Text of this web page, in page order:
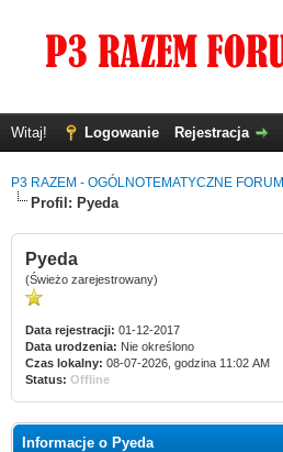
Witaj! Logowanie Rejestracja
P3 RAZEM - OGÓLNOTEMATYCZNE FORUM
Profil: Pyeda
Pyeda
(Świeżo zarejestrowany)
Data rejestracji: 01-12-2017
Data urodzenia: Nie określono
Czas lokalny: 08-07-2026, godzina 11:02 AM
Status: Offline
Informacje o Pyeda